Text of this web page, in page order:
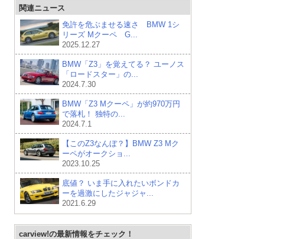
関連ニュース
免許を危ぶませる速さ BMW 1シ
リーズ Mクーペ G...
2025.12.27
BMW「Z3」を覚えてる？ ユーノス
「ロードスター」の...
2024.7.30
BMW「Z3 Mクーペ」が約970万円
で落札！ 独特の...
2024.7.1
【このZ3なんぼ？】BMW Z3 Mク
ーペがオークショ...
2023.10.25
底値？ いま手に入れたいボンドカ
ーを過激にしたジャジャ...
2021.6.29
carview!の最新情報をチェック！